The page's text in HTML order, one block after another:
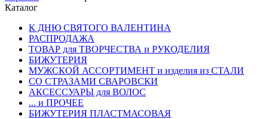
Каталог
К ДНЮ СВЯТОГО ВАЛЕНТИНА
РАСПРОДАЖА
ТОВАР для ТВОРЧЕСТВА и РУКОДЕЛИЯ
БИЖУТЕРИЯ
МУЖСКОЙ АССОРТИМЕНТ и изделия из СТАЛИ
СО СТРАЗАМИ СВАРОВСКИ
АКСЕССУАРЫ для ВОЛОС
... и ПРОЧЕЕ
БИЖУТЕРИЯ ПЛАСТМАСОВАЯ